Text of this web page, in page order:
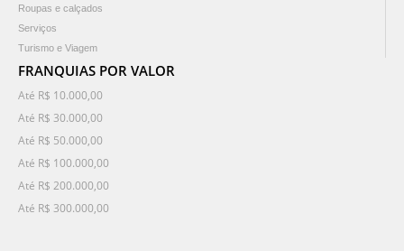
Roupas e calçados
Serviços
Turismo e Viagem
FRANQUIAS POR VALOR
Até R$ 10.000,00
Até R$ 30.000,00
Até R$ 50.000,00
Até R$ 100.000,00
Até R$ 200.000,00
Até R$ 300.000,00